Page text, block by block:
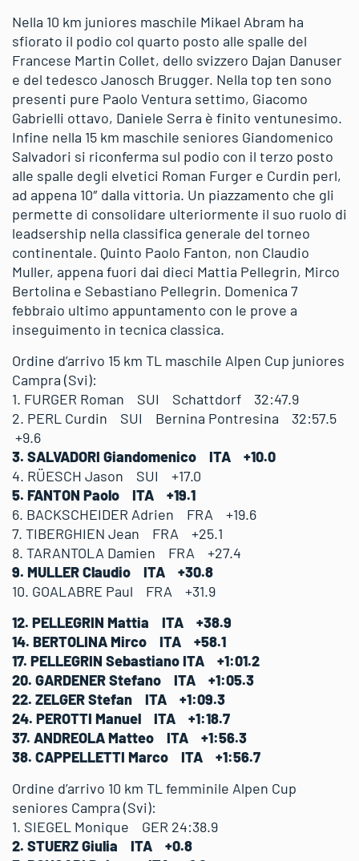
Nella 10 km juniores maschile Mikael Abram ha
sfiorato il podio col quarto posto alle spalle del
Francese Martin Collet, dello svizzero Dajan Danuser
e del tedesco Janosch Brugger. Nella top ten sono
presenti pure Paolo Ventura settimo, Giacomo
Gabrielli ottavo, Daniele Serra è finito ventunesimo.
Infine nella 15 km maschile seniores Giandomenico
Salvadori si riconferma sul podio con il terzo posto
alle spalle degli elvetici Roman Furger e Curdin perl,
ad appena 10″ dalla vittoria. Un piazzamento che gli
permette di consolidare ulteriormente il suo ruolo di
leadsership nella classifica generale del torneo
continentale. Quinto Paolo Fanton, non Claudio
Muller, appena fuori dai dieci Mattia Pellegrin, Mirco
Bertolina e Sebastiano Pellegrin. Domenica 7
febbraio ultimo appuntamento con le prove a
inseguimento in tecnica classica.
Ordine d’arrivo 15 km TL maschile Alpen Cup juniores
Campra (Svi):
1. FURGER Roman SUI Schattdorf 32:47.9
2. PERL Curdin SUI Bernina Pontresina 32:57.5
+9.6
3. SALVADORI Giandomenico ITA +10.0
4. RÜESCH Jason SUI +17.0
5. FANTON Paolo ITA +19.1
6. BACKSCHEIDER Adrien FRA +19.6
7. TIBERGHIEN Jean FRA +25.1
8. TARANTOLA Damien FRA +27.4
9. MULLER Claudio ITA +30.8
10. GOALABRE Paul FRA +31.9
12. PELLEGRIN Mattia ITA +38.9
14. BERTOLINA Mirco ITA +58.1
17. PELLEGRIN Sebastiano ITA +1:01.2
20. GARDENER Stefano ITA +1:05.3
22. ZELGER Stefan ITA +1:09.3
24. PEROTTI Manuel ITA +1:18.7
37. ANDREOLA Matteo ITA +1:56.3
38. CAPPELLETTI Marco ITA +1:56.7
Ordine d’arrivo 10 km TL femminile Alpen Cup
seniores Campra (Svi):
1. SIEGEL Monique GER 24:38.9
2. STUERZ Giulia ITA +0.8